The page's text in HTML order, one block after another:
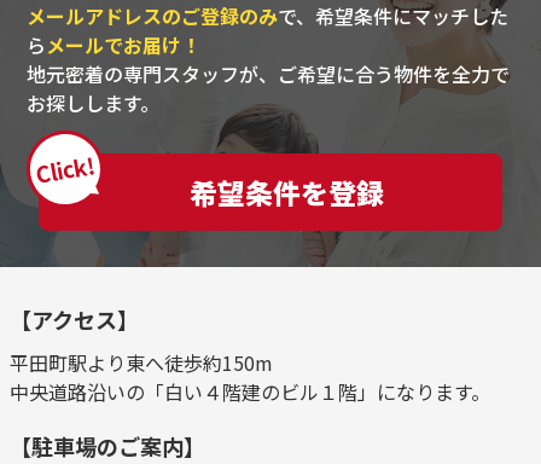
メールアドレスのご登録のみで、希望条件にマッチした
らメールでお届け！
地元密着の専門スタッフが、ご希望に合う物件を全力で
お探しします。
Click!
希望条件を登録
【アクセス】
平田町駅より東へ徒歩約150m
中央道路沿いの「白い４階建のビル１階」になります。
【駐車場のご案内】